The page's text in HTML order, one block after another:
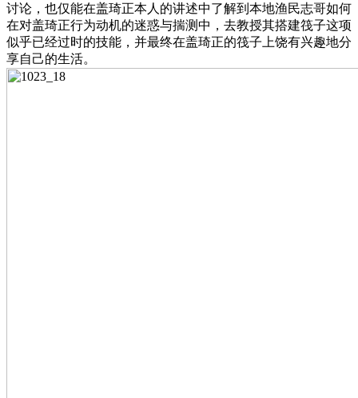
讨论，也仅能在盖琦正本人的讲述中了解到本地渔民志哥如何
在对盖琦正行为动机的迷惑与揣测中，去教授其搭建筏子这项
似乎已经过时的技能，并最终在盖琦正的筏子上饶有兴趣地分
享自己的生活。